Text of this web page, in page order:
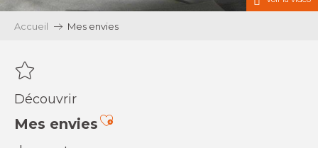
Accueil Mes envies
Découvrir
Mes enviesAjouter aux favoris